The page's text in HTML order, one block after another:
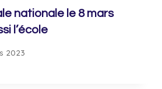
nationale le 8 mars
l’école
2023